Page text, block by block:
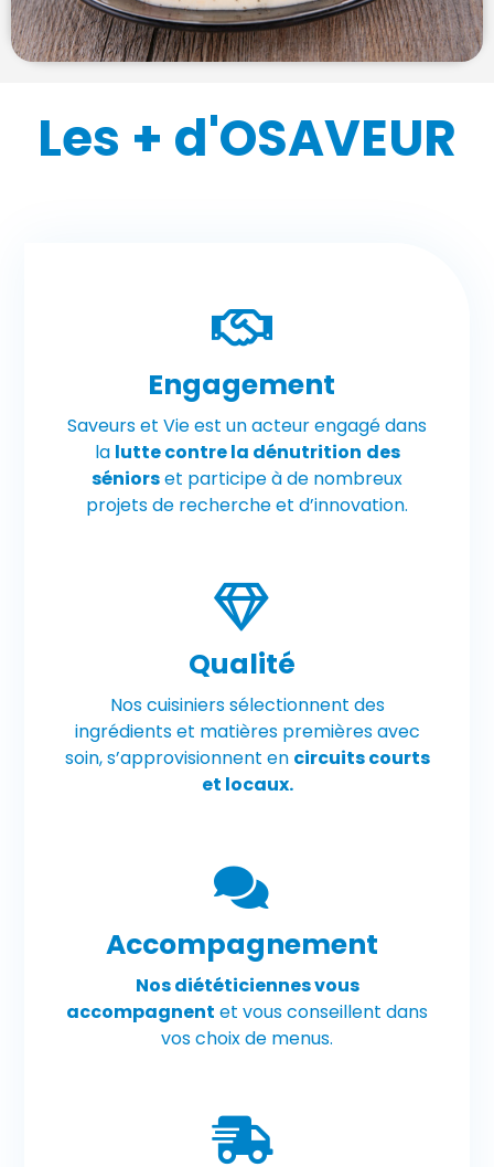
Les + d'OSAVEUR
Engagement
Saveurs et Vie est un acteur engagé dans
la lutte contre la dénutrition des
séniorset participe à de nombreux
projets de recherche et d’innovation.
Qualité
Nos cuisiniers sélectionnent des
ingrédients et matières premières avec
soin, s’approvisionnent en circuits courts
et locaux.
Accompagnement
Nos diététiciennes vous
accompagnent et vous conseillent dans
vos choix de menus.